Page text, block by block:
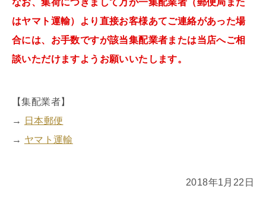
なお、集荷につきまして万が一集配業者（郵便局また
はヤマト運輸）より直接お客様あてご連絡があった場
合には、お手数ですが該当集配業者または当店へご相
談いただけますようお願いいたします。
【集配業者】
→
日本郵便
→ ヤマト運輸
2018年1月22日